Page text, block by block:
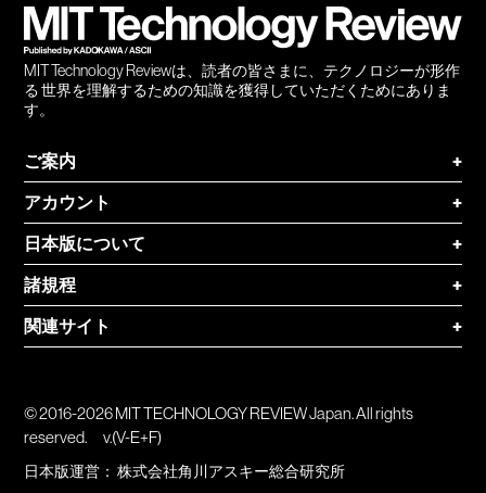
MIT Technology Reviewは、読者の皆さまに、テクノロジーが形作
る 世界を理解するための知識を獲得していただくためにありま
す。
ご案内
+
アカウント
+
日本版について
+
諸規程
+
関連サイト
+
© 2016-2026 MIT TECHNOLOGY REVIEW Japan. All rights
reserved.
v.(V-E+F)
日本版運営：株式会社角川アスキー総合研究所